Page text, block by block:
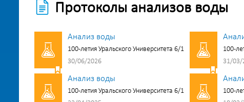
Протоколы анализов воды
Анализ воды
100-летия Уральского Университета 6/1
30/06/2026
100-
31/03/
Анализ воды
100-летия Уральского Университета 6/1
100-